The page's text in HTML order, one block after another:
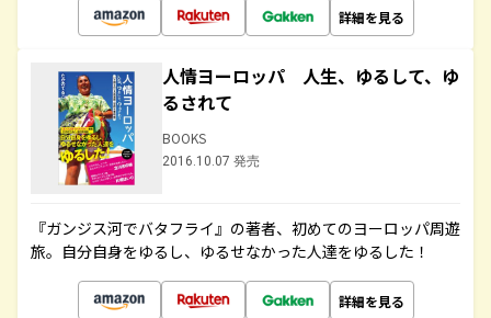
詳細を見る
人情ヨーロッパ 人生、ゆるして、ゆ
るされて
BOOKS
2016.10.07 発売
『ガンジス河でバタフライ』の著者、初めてのヨーロッパ周遊
旅。自分自身をゆるし、ゆるせなかった人達をゆるした！
詳細を見る